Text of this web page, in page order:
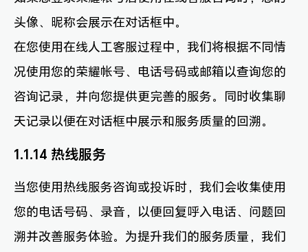
头像、昵称会展示在对话框中。
在您使用在线人工客服过程中，我们将根据不同情
况使用您的荣耀帐号、电话号码或邮箱以查询您的
咨询记录，并向您提供更完善的服务。同时收集聊
天记录以便在对话框中展示和服务质量的回溯。
1.1.14 热线服务
当您使用热线服务咨询或投诉时，我们会收集使用
您的电话号码、录音，以便回复呼入电话、问题回
溯并改善服务体验。为提升我们的服务质量，我们